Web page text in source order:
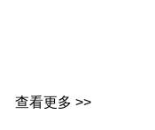
查看更多 >>